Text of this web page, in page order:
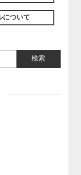
について
検索: